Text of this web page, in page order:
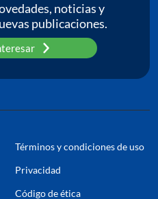
noticias y
publicaciones.
Términos y condiciones de uso
Privacidad
Código de ética